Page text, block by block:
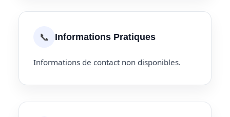
📞 Informations Pratiques
Informations de contact non disponibles.